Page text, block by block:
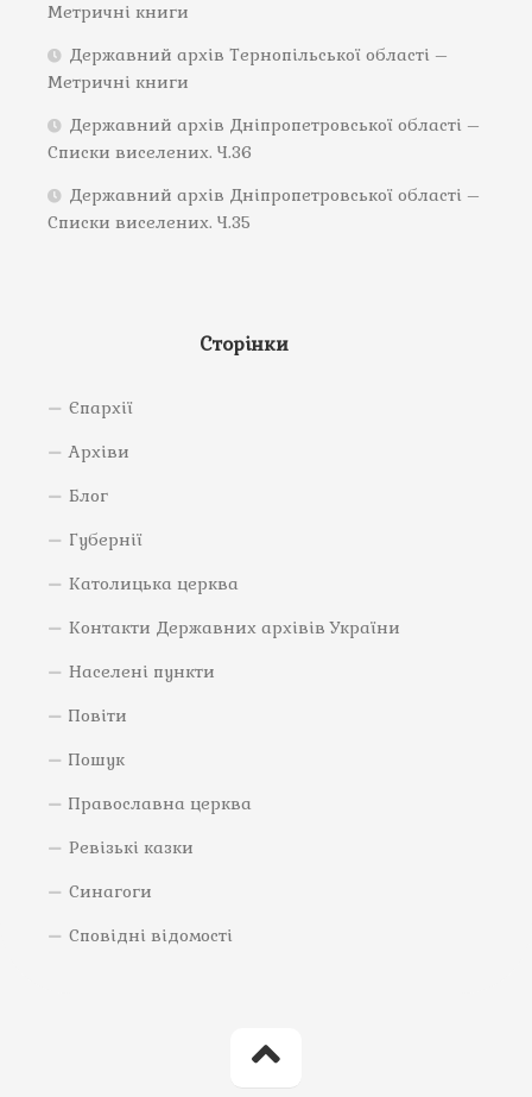
Метричні книги
Державний архів Тернопільської області –
Метричні книги
Державний архів Дніпропетровської області –
Списки виселених. Ч.36
Державний архів Дніпропетровської області –
Списки виселених. Ч.35
Сторінки
Єпархії
Архіви
Блог
Губернії
Католицька церква
Контакти Державних архівів України
Населені пункти
Повіти
Пошук
Православна церква
Ревізькі казки
Синагоги
Сповідні відомості